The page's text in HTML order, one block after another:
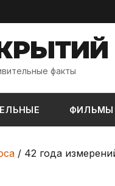
факты
ФИЛЬМЫ
/ 42 года